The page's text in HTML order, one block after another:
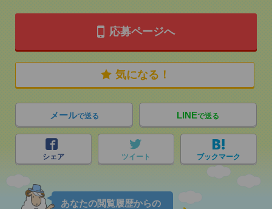
応募ページへ
気になる！
メールで送る LINEで送る
シェア ツイート ブックマーク
あなたの閲覧履歴からの